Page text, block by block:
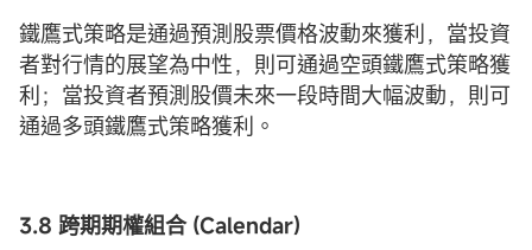
鐵鷹式策略是通過預測股票價格波動來獲利，當投資
者對行情的展望為中性，則可通過空頭鐵鷹式策略獲
利；當投資者預測股價未來一段時間大幅波動，則可
通過多頭鐵鷹式策略獲利。
3.8 跨期期權組合 (Calendar)